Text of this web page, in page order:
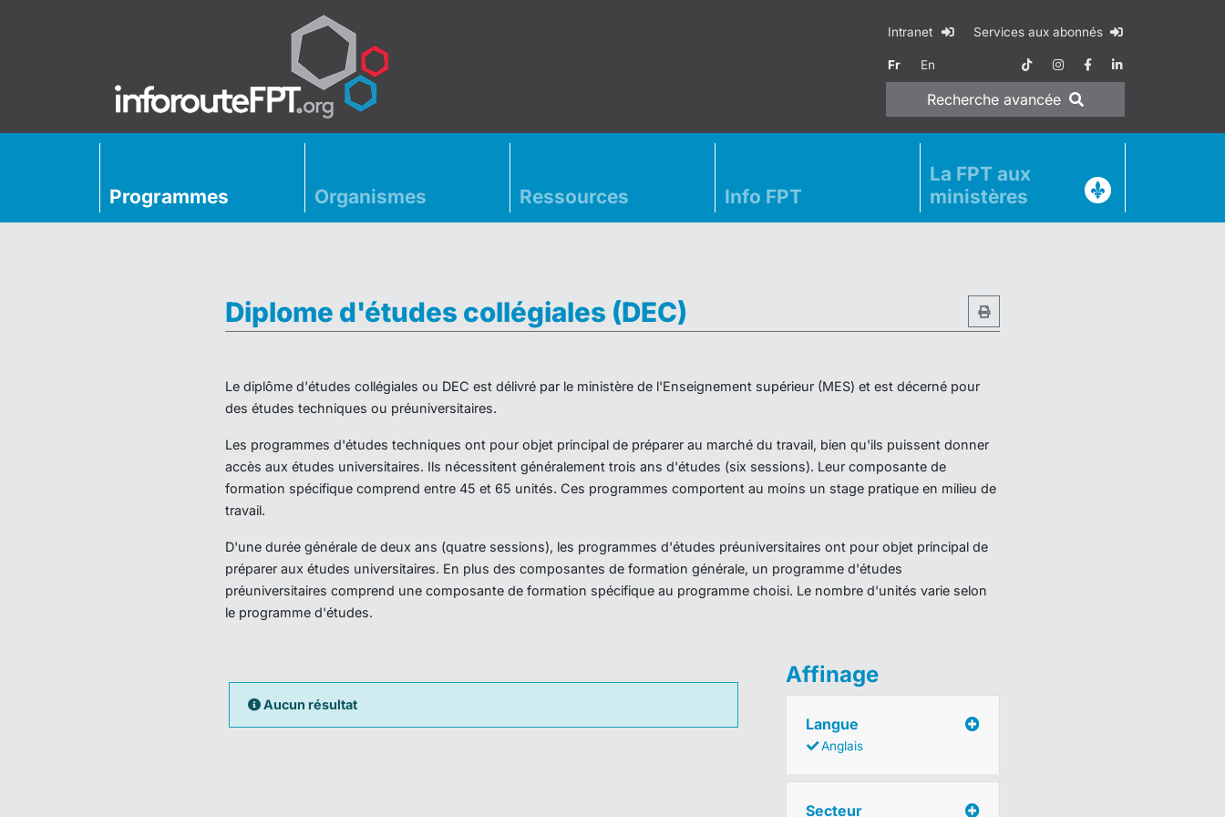
Intranet Services aux abonnés
Fr En
Recherche avancée
Programmes Organismes Ressources Info FPT
La FPT aux
ministères
Diplome d'études collégiales (DEC)
Le diplôme d'études collégiales ou DEC est délivré par le ministère de l'Enseignement supérieur (MES) et est décerné pour
des études techniques ou préuniversitaires.
Les programmes d'études techniques ont pour objet principal de préparer au marché du travail, bien qu'ils puissent donner
accès aux études universitaires. Ils nécessitent généralement trois ans d'études (six sessions). Leur composante de
formation spécifique comprend entre 45 et 65 unités. Ces programmes comportent au moins un stage pratique en milieu de
travail.
D'une durée générale de deux ans (quatre sessions), les programmes d'études préuniversitaires ont pour objet principal de
préparer aux études universitaires. En plus des composantes de formation générale, un programme d'études
préuniversitaires comprend une composante de formation spécifique au programme choisi. Le nombre d'unités varie selon
le programme d'études.
Aucun résultat
Affinage
Langue
Anglais
Secteur